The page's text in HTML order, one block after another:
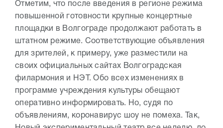
Отметим, что после введения в регионе режима
повышенной готовности крупные концертные
площадки в Волгограде продолжают работать в
штатном режиме. Соответствующие объявления
для зрителей, к примеру, уже разместили на
своих официальных сайтах Волгоградская
филармония и НЭТ. Обо всех изменениях в
программе учреждения культуры обещают
оперативно информировать. Но, судя по
объявлениям, коронавирус шоу не помеха. Так,